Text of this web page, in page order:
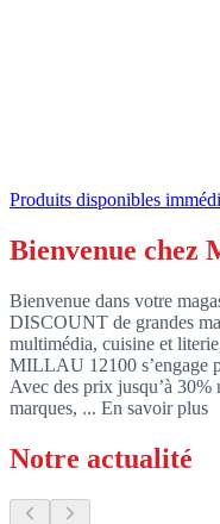
Produits disponibles
Bienvenue chez
Bienvenue dans votre
DISCOUNT de grandes
multimédia, cuisine et
MILLAU 12100 s’engage
Avec des prix jusqu’à 30%
marques, ... En savoir plus
Notre actualité